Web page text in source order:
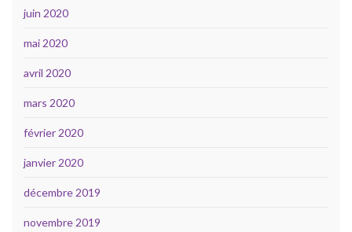
juin 2020
mai 2020
avril 2020
mars 2020
février 2020
janvier 2020
décembre 2019
novembre 2019